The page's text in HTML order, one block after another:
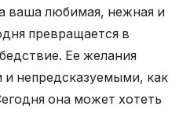
ваша любимая, нежная и
превращается в
Ее желания
и непредсказуемыми, как
она может хотеть